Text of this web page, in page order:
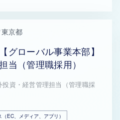
東京都
グローバル事業本部】
当（管理職採用）
投資・経営管理担当（管理職採
EC、メディア、アプリ）